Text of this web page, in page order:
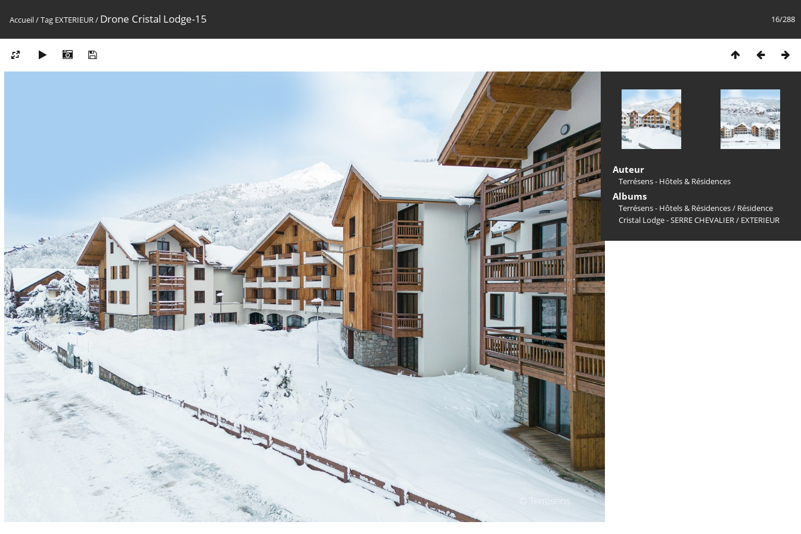
16/288
Accueil/Tag EXTERIEUR/ Drone Cristal Lodge-15
Auteur
Terrésens - Hôtels & Résidences
Albums
Terrésens - Hôtels & Résidences/ Résidence
Cristal Lodge - SERRE CHEVALIER/ EXTERIEUR